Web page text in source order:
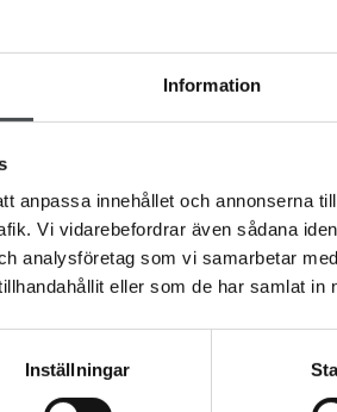
Information
anpassa innehållet och annonserna
Vi vidarebefordrar även sådana
analysföretag som vi samarbetar
eller som de har samlat in
Inställningar
Fler frågor